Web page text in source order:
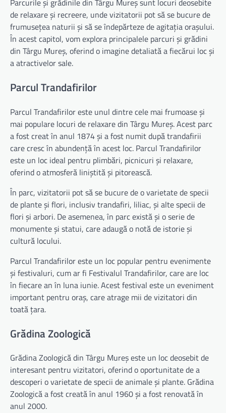
Parcurile și grădinile din Târgu Mureș sunt locuri deosebite
de relaxare și recreere, unde vizitatorii pot să se bucure de
frumusețea naturii și să se îndepărteze de agitația orașului.
În acest capitol, vom explora principalele parcuri și grădini
din Târgu Mureș, oferind o imagine detaliată a fiecărui loc și
a atractivelor sale.
Parcul Trandafirilor
Parcul Trandafirilor este unul dintre cele mai frumoase și
mai populare locuri de relaxare din Târgu Mureș. Acest parc
a fost creat în anul 1874 și a fost numit după trandafirii
care cresc în abundență în acest loc. Parcul Trandafirilor
este un loc ideal pentru plimbări, picnicuri și relaxare,
oferind o atmosferă liniștită și pitorească.
În parc, vizitatorii pot să se bucure de o varietate de specii
de plante și flori, inclusiv trandafiri, liliac, și alte specii de
flori și arbori. De asemenea, în parc există și o serie de
monumente și statui, care adaugă o notă de istorie și
cultură locului.
Parcul Trandafirilor este un loc popular pentru evenimente
și festivaluri, cum ar fi Festivalul Trandafirilor, care are loc
în fiecare an în luna iunie. Acest festival este un eveniment
important pentru oraș, care atrage mii de vizitatori din
toată țara.
Grădina Zoologică
Grădina Zoologică din Târgu Mureș este un loc deosebit de
interesant pentru vizitatori, oferind o oportunitate de a
descoperi o varietate de specii de animale și plante. Grădina
Zoologică a fost creată în anul 1960 și a fost renovată în
anul 2000.